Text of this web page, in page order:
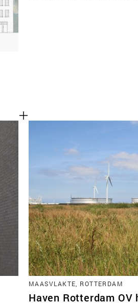
MAASVLAKTE, ROTTERDAM
Haven Rotterdam OV